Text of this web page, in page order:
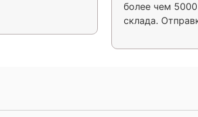
более чем
склада.